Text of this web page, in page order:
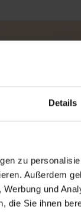
Details
zu
Außerdem
und
die Sie ihnen